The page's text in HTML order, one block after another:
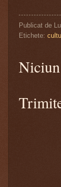
Publicat de
Etichete: